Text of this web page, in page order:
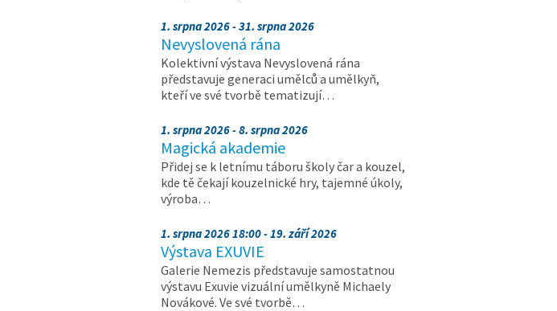
1. srpna 2026 - 31. srpna 2026
Nevyslovená rána
Kolektivní výstava Nevyslovená rána
představuje generaci umělců a umělkyň,
kteří ve své tvorbě tematizují…
1. srpna 2026 - 8. srpna 2026
Magická akademie
Přidej se k letnímu táboru školy čar a kouzel,
kde tě čekají kouzelnické hry, tajemné úkoly,
výroba…
1. srpna 2026 18:00 - 19. září 2026
Výstava EXUVIE
Galerie Nemezis představuje samostatnou
výstavu Exuvie vizuální umělkyně Michaely
Novákové. Ve své tvorbě…